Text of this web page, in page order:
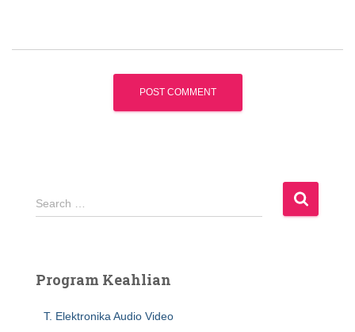
S
e
h
Search …
Program Keahlian
T. Elektronika Audio Video